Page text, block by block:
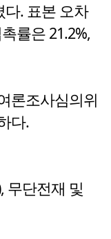
다. 표본 오차
률은 21.2%,
론조사심의위
다.
무단전재 및